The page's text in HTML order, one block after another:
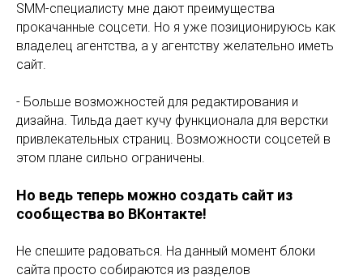
SMM-специалисту мне дают преимущества
прокачанные соцсети. Но я уже позиционируюсь как
владелец агентства, а у агентству желательно иметь
сайт.
- Больше возможностей для редактирования и
дизайна. Тильда дает кучу функционала для верстки
привлекательных страниц. Возможности соцсетей в
этом плане сильно ограничены.
Но ведь теперь можно создать сайт из
сообщества во ВКонтакте!
Не спешите радоваться. На данный момент блоки
сайта просто собираются из разделов